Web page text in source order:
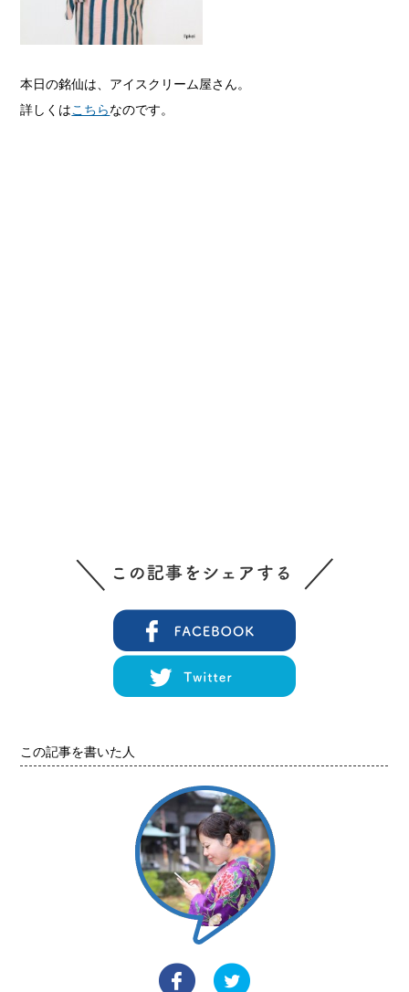
本日の銘仙は、アイスクリーム屋さん。
詳しくはこちらなのです。
この記事を書いた人